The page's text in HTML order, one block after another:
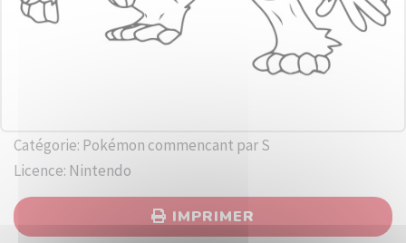
Catégorie: Pokémon commencant par S
Licence: Nintendo
IMPRIMER